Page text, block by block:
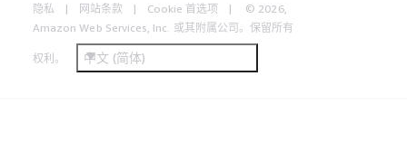
隐私 网站条款 Cookie 首选项
© 2026,
Amazon Web Services, Inc. 或其附属公司。保留所有
权利。 中文 (简体)